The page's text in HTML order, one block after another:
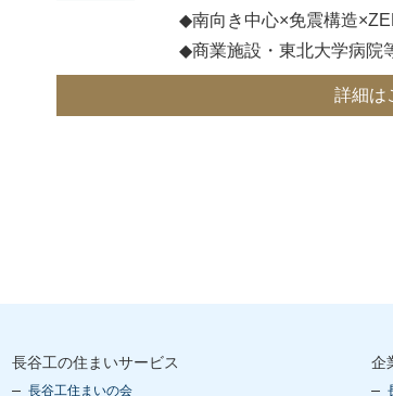
◆南向き中心×免震構造
◆商業施設・東北大学病院
詳細は
長谷工の住まいサービス
長谷工住まいの会
企